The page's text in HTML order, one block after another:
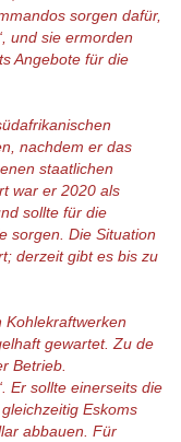
sorgen dafür,
und sie ermorden
Angebote für die
nachdem er das
staatlichen
war er 2020 als
sollte für die
sorgen. Die Situation
derzeit gibt es bis zu
Kohlekraftwerken
gewartet. Zu de
Betrieb.
Er sollte einerseits die
Eskoms
abbauen. Für